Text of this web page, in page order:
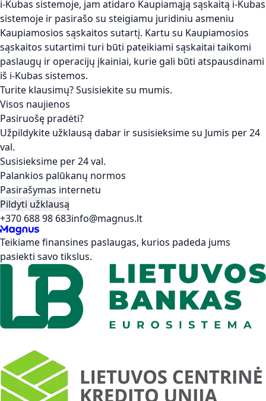
i-Kubas sistemoje, jam atidaro Kaupiamąją sąskaitą i-Kubas
sistemoje ir pasirašo su steigiamu juridiniu asmeniu
Kaupiamosios sąskaitos sutartį. Kartu su Kaupiamosios
sąskaitos sutartimi turi būti pateikiami sąskaitai taikomi
paslaugų ir operacijų įkainiai, kurie gali būti atspausdinami
iš i-Kubas sistemos.
Turite klausimų?Susisiekite su mumis.
Visos naujienos
Pasiruošę pradėti?
Užpildykite užklausą dabar ir susisieksime su Jumis per 24
val.
Susisieksime per 24 val.
Palankios palūkanų normos
Pasirašymas internetu
Pildyti užklausą
+370 688 98 683info@magnus.lt
Teikiame finansines paslaugas, kurios padeda jums
pasiekti savo tikslus.